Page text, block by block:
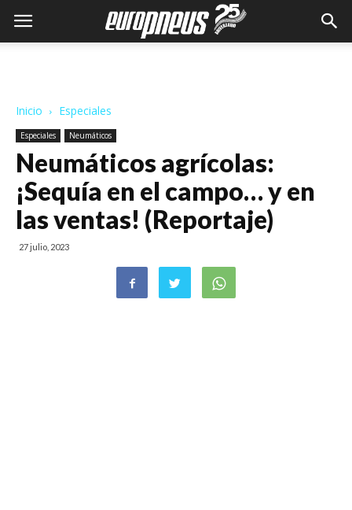
Inicio Especiales
Especiales Neumáticos
Neumáticos agrícolas:
¡Sequía en el campo… y en
las ventas! (Reportaje)
27 julio, 2023